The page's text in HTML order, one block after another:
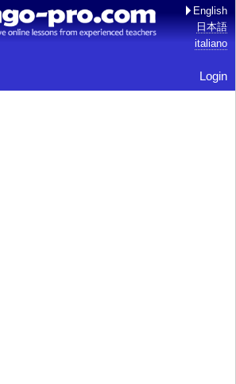
English
日本語
italiano
Login